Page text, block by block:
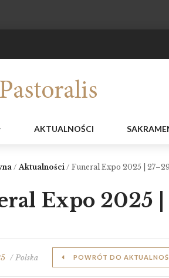
AKTUALNOŚCI
/ Aktualności / Funeral Expo 2025 |
Expo 2025 |
/ Polska POWRÓT DO